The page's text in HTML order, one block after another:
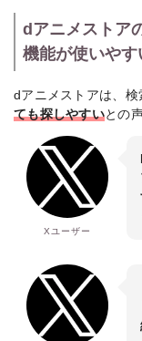
dアニメストア
機能が使いやす
dアニメストアは、検
ても探しやすいとの
Xユーザー